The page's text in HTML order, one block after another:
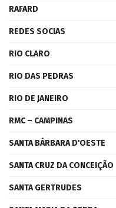
RAFARD
REDES SOCIAS
RIO CLARO
RIO DAS PEDRAS
RIO DE JANEIRO
RMC – CAMPINAS
SANTA BÁRBARA D'OESTE
SANTA CRUZ DA CONCEIÇÃO
SANTA GERTRUDES